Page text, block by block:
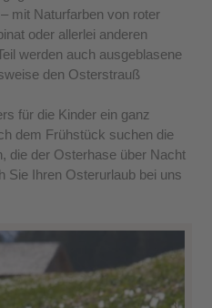
mit Naturfarben von roter
oder allerlei anderen
werden auch ausgeblasene
den Osterstrauß
für die Kinder ein ganz
dem Frühstück suchen die
die der Osterhase über Nacht
Sie Ihren Osterurlaub bei uns